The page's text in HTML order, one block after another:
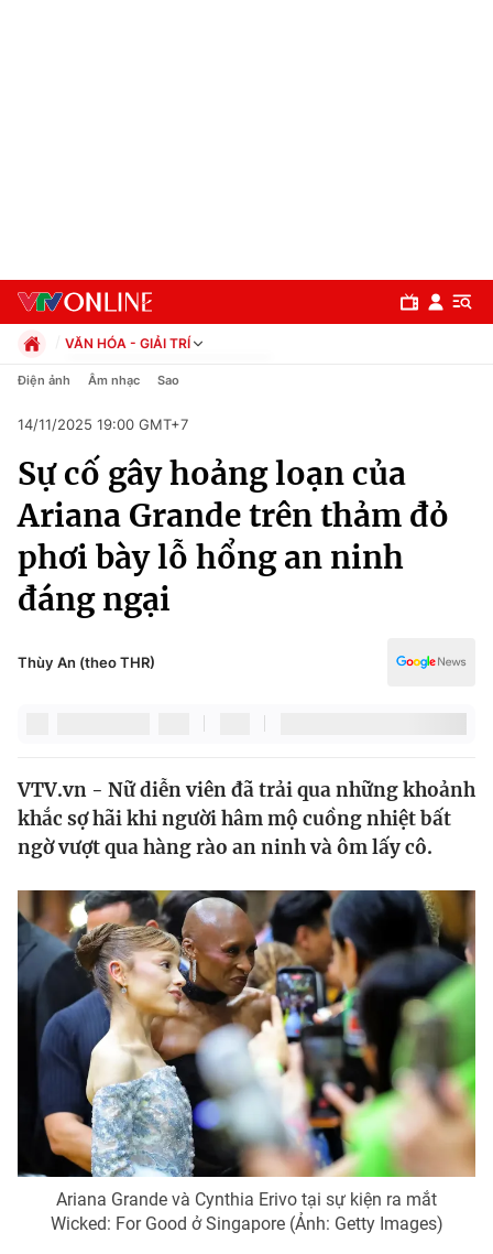
Chuyên mục
Chính trị
Xã hội
Tin tức
Thế giới đó đây
Câu chuyện quốc tế
Kinh tế
Tài chính
Thị trường
Góc doanh nghiệp
Truyền hình
Phim VTV
Hậu trường
Nhân vật
Khán giả
Giải sao mai
Giải trí
Điện ảnh
Âm nhạc
Sao
Đời sống
Du lịch
Làm đẹp
Chất lượng cuộc sống
Giáo dục
Học trực tuyến
Công nghệ
VĂN HÓA - GIẢI TRÍ
Chính trị
Pháp luật
Kinh tế
Thể thao
Truyền hình
Văn hóa - Giải trí
Đời sống
Giáo dục
Điện ảnh Âm nhạc Sao
14/11/2025 19:00 GMT+7
Sự cố gây hoảng loạn của
Ariana Grande trên thảm đỏ
phơi bày lỗ hổng an ninh
đáng ngại
Thùy An (theo THR)
VTV.vn - Nữ diễn viên đã trải qua những khoảnh
khắc sợ hãi khi người hâm mộ cuồng nhiệt bất
ngờ vượt qua hàng rào an ninh và ôm lấy cô.
Ariana Grande và Cynthia Erivo tại sự kiện ra mắt
Wicked: For Good ở Singapore (Ảnh: Getty Images)